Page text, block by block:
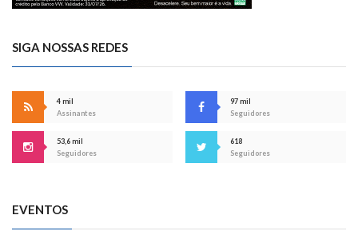
SIGA NOSSAS REDES
4 mil
Assinantes
97 mil
Seguidores
53,6 mil
Seguidores
618
Seguidores
EVENTOS